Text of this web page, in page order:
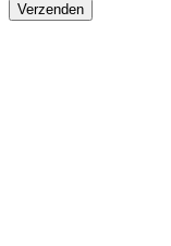
Verzenden